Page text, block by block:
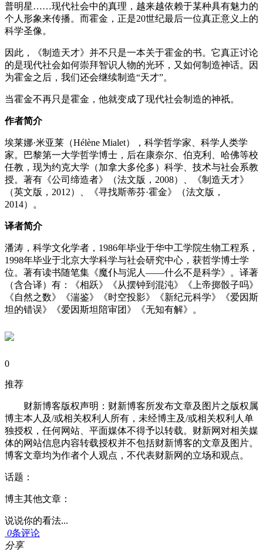
普明星……现代社会中的真理，越来越依赖于某种具有魅力的
个人形象来传播。而霍金，正是20世纪最后一位真正意义上的
科学圣像。
因此，《制造天才》并不只是一本关于霍金的书。它真正讨论
的是现代社会如何崇拜智识人物的光环，又如何制造神话。因
为霍金之后，我们还会继续制造“天才”。
当霍金不再只是霍金，他就变成了现代社会制造的神祇。
作者简介
埃莱娜·米亚莱（Hélène Mialet），科学哲学家、科学人类学
家。巴黎第一大学哲学博士，后在康奈尔、伯克利、哈佛等校
任教，现为约克大学（加拿大多伦多）科学、技术与社会系教
授。著有《公司缔造者》（法文版，2008）、《制造天才》
（英文版，2012）、《寻找斯蒂芬·霍金》（法文版，
2014）。
译者简介
潘涛，科学文化学者，1986年毕业于华中工学院生物工程系，
1998年毕业于北京大学科学与社会研究中心，获哲学博士学
位。著有读书随笔集《魔仆与泥人——什么不是科学》。译著
（含合译）有：《相跃》《从摆钟到混沌》《上帝掷骰子吗》
《自然之数》《湍鉴》《时空投影》《新纪元科学》《爱因斯
坦的错误》《爱因斯坦陪审团》《无知有解》。
0
推荐
财新博客版权声明：财新博客所发布文章及图片之版权属
博主本人及/或相关权利人所有，未经博主及/或相关权利人单
独授权，任何网站、平面媒体不得予以转载。财新网对相关媒
体的网站信息内容转载授权并不包括财新博客的文章及图片。
博客文章均为作者个人观点，不代表财新网的立场和观点。
话题：
博主其他文章：
说说你的看法...
0条评论
分享